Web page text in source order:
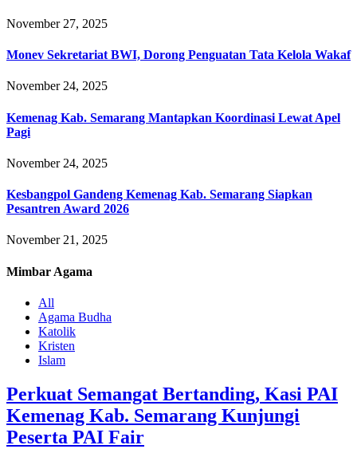
November 27, 2025
Monev Sekretariat BWI, Dorong Penguatan Tata Kelola Wakaf
November 24, 2025
Kemenag Kab. Semarang Mantapkan Koordinasi Lewat Apel
Pagi
November 24, 2025
Kesbangpol Gandeng Kemenag Kab. Semarang Siapkan
Pesantren Award 2026
November 21, 2025
Mimbar Agama
All
Agama Budha
Katolik
Kristen
Islam
Perkuat Semangat Bertanding, Kasi PAI
Kemenag Kab. Semarang Kunjungi
Peserta PAI Fair